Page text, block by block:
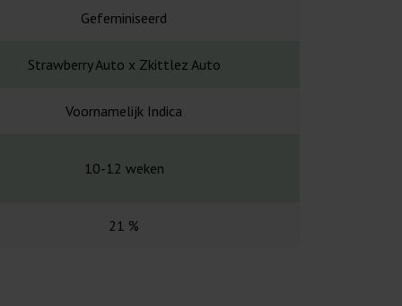
Gefeminiseerd
Strawberry Auto x Zkittlez Auto
Voornamelijk Indica
10-12 weken
21 %